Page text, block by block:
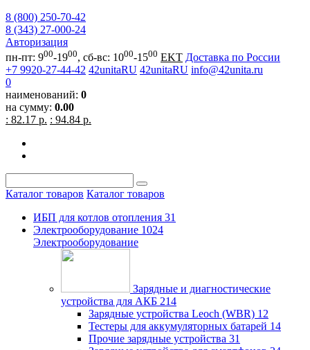
8 (800) 250-70-42
8 (343) 27-000-24
Авторизация
пн-пт: 900-1900, сб-вс: 1000-1500 EKT Доставка по России
+7 9920-27-44-42 42unitaRU 42unitaRU info@42unita.ru
0
наименований: 0
на сумму: 0.00
: 82.17 р. : 94.84 р.
Каталог товаров Каталог товаров
ИБП для котлов отопления 31
Электрооборудование 1024
Электрооборудование
Зарядные и диагностические
устройства для АКБ 214
Зарядные устройства Leoch (WBR) 12
Тестеры для аккумуляторных батарей 14
Прочие зарядные устройства 31